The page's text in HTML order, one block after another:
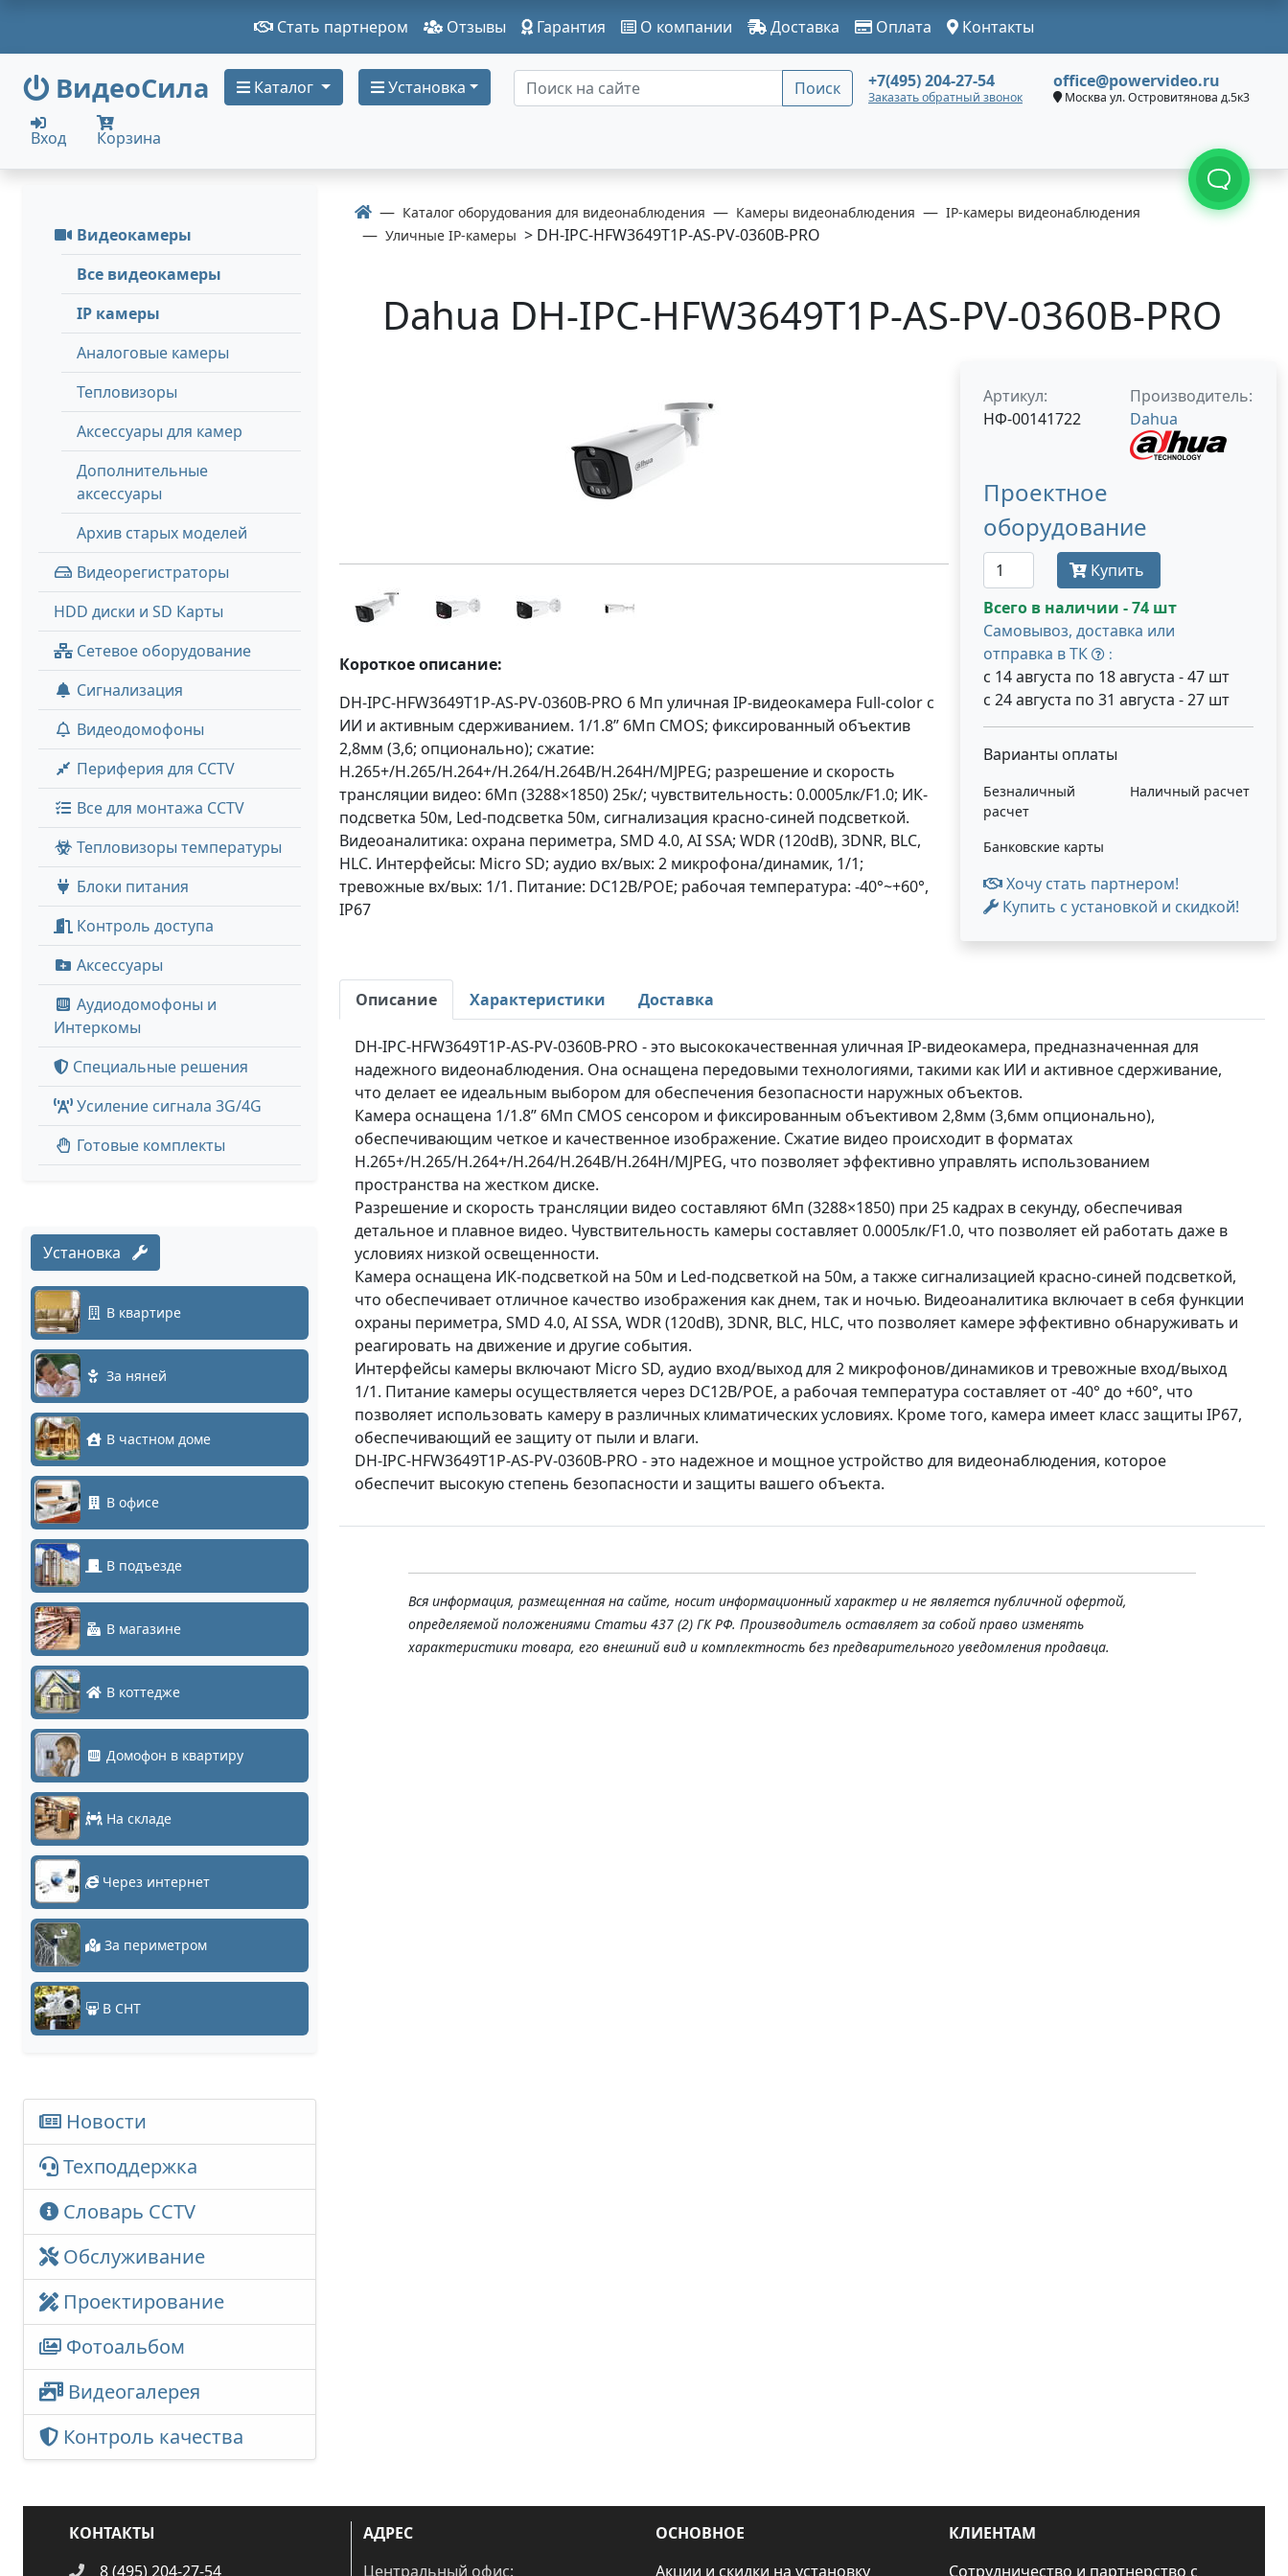
Стать партнером Отзывы Гарантия О компании Доставка Оплата Контакты
ВидеоСила Каталог Установка Поиск +7(495) 204-27-54
Заказать обратный звонок
office@powervideo.ru
Москва ул. Островитянова д.5к3
Вход Корзина
Видеокамеры
Все видеокамеры
IP камеры
Аналоговые камеры
Тепловизоры
Аксессуары для камер
Дополнительные
аксессуары
Архив старых моделей
Видеорегистраторы
HDD диски и SD Карты
Сетевое оборудование
Сигнализация
Видеодомофоны
Периферия для CCTV
Все для монтажа CCTV
Тепловизоры температуры
Блоки питания
Контроль доступа
Аксессуары
Аудиодомофоны и
Интеркомы
Специальные решения
Усиление сигнала 3G/4G
Готовые комплекты
Установка
В квартире
За няней
В частном доме
В офисе
В подъезде
В магазине
В коттедже
Домофон в квартиру
На складе
Через интернет
За периметром
В СНТ
Новости
Техподдержка
Словарь CCTV
Обслуживание
Проектирование
Фотоальбом
Видеогалерея
Контроль качества
Каталог оборудования для видеонаблюдения Камеры видеонаблюдения
IP-камеры видеонаблюдения
Уличные IP-камеры > DH-IPC-HFW3649T1P-AS-PV-0360B-PRO
Dahua DH-IPC-HFW3649T1P-AS-PV-0360B-PRO
Короткое описание:
DH-IPC-HFW3649T1P-AS-PV-0360B-PRO 6 Mп уличная IP-видеокамера Full-color с
ИИ и активным сдерживанием. 1/1.8” 6Мп CMOS; фиксированный объектив
2,8мм (3,6; опционально); сжатие:
H.265+/H.265/H.264+/H.264/H.264B/H.264H/MJPEG; разрешение и скорость
трансляции видео: 6Мп (3288×1850) 25к/; чувствительность: 0.0005лк/F1.0; ИК-
подсветка 50м, Led-подсветка 50м, сигнализация красно-синей подсветкой.
Видеоаналитика: охрана периметра, SMD 4.0, AI SSA; WDR (120dB), 3DNR, BLC,
HLC. Интерфейсы: Micro SD; аудио вх/вых: 2 микрофона/динамик, 1/1;
тревожные вх/вых: 1/1. Питание: DC12В/PОE; рабочая температура: -40°~+60°,
IP67
Артикул:
НФ-00141722
Производитель:
Dahua
Проектное
оборудование
Купить
Всего в наличии - 74 шт
Самовывоз, доставка или
отправка в ТК
:
с 14 августа по 18 августа - 47 шт
с 24 августа по 31 августа - 27 шт
Варианты оплаты
Безналичный
расчет
Наличный расчет
Банковские карты
Хочу стать партнером!
Купить с установкой и скидкой!
Описание Характеристики Доставка
DH-IPC-HFW3649T1P-AS-PV-0360B-PRO - это высококачественная уличная IP-видеокамера, предназначенная для
надежного видеонаблюдения. Она оснащена передовыми технологиями, такими как ИИ и активное сдерживание,
что делает ее идеальным выбором для обеспечения безопасности наружных объектов.
Камера оснащена 1/1.8” 6Мп CMOS сенсором и фиксированным объективом 2,8мм (3,6мм опционально),
обеспечивающим четкое и качественное изображение. Сжатие видео происходит в форматах
H.265+/H.265/H.264+/H.264/H.264B/H.264H/MJPEG, что позволяет эффективно управлять использованием
пространства на жестком диске.
Разрешение и скорость трансляции видео составляют 6Мп (3288×1850) при 25 кадрах в секунду, обеспечивая
детальное и плавное видео. Чувствительность камеры составляет 0.0005лк/F1.0, что позволяет ей работать даже в
условиях низкой освещенности.
Камера оснащена ИК-подсветкой на 50м и Led-подсветкой на 50м, а также сигнализацией красно-синей подсветкой,
что обеспечивает отличное качество изображения как днем, так и ночью. Видеоаналитика включает в себя функции
охраны периметра, SMD 4.0, AI SSA, WDR (120dB), 3DNR, BLC, HLC, что позволяет камере эффективно обнаруживать и
реагировать на движение и другие события.
Интерфейсы камеры включают Micro SD, аудио вход/выход для 2 микрофонов/динамиков и тревожные вход/выход
1/1. Питание камеры осуществляется через DC12В/PОE, а рабочая температура составляет от -40° до +60°, что
позволяет использовать камеру в различных климатических условиях. Кроме того, камера имеет класс защиты IP67,
обеспечивающий ее защиту от пыли и влаги.
DH-IPC-HFW3649T1P-AS-PV-0360B-PRO - это надежное и мощное устройство для видеонаблюдения, которое
обеспечит высокую степень безопасности и защиты вашего объекта.
Вся информация, размещенная на сайте, носит информационный характер и не является публичной офертой,
определяемой положениями Статьи 437 (2) ГК РФ. Производитель оставляет за собой право изменять
характеристики товара, его внешний вид и комплектность без предварительного уведомления продавца.
КОНТАКТЫ
8 (495) 204-27-54
АДРЕС
Центральный офис:
ОСНОВНОЕ
Акции и скидки на установку
КЛИЕНТАМ
Сотрудничество и партнерство с